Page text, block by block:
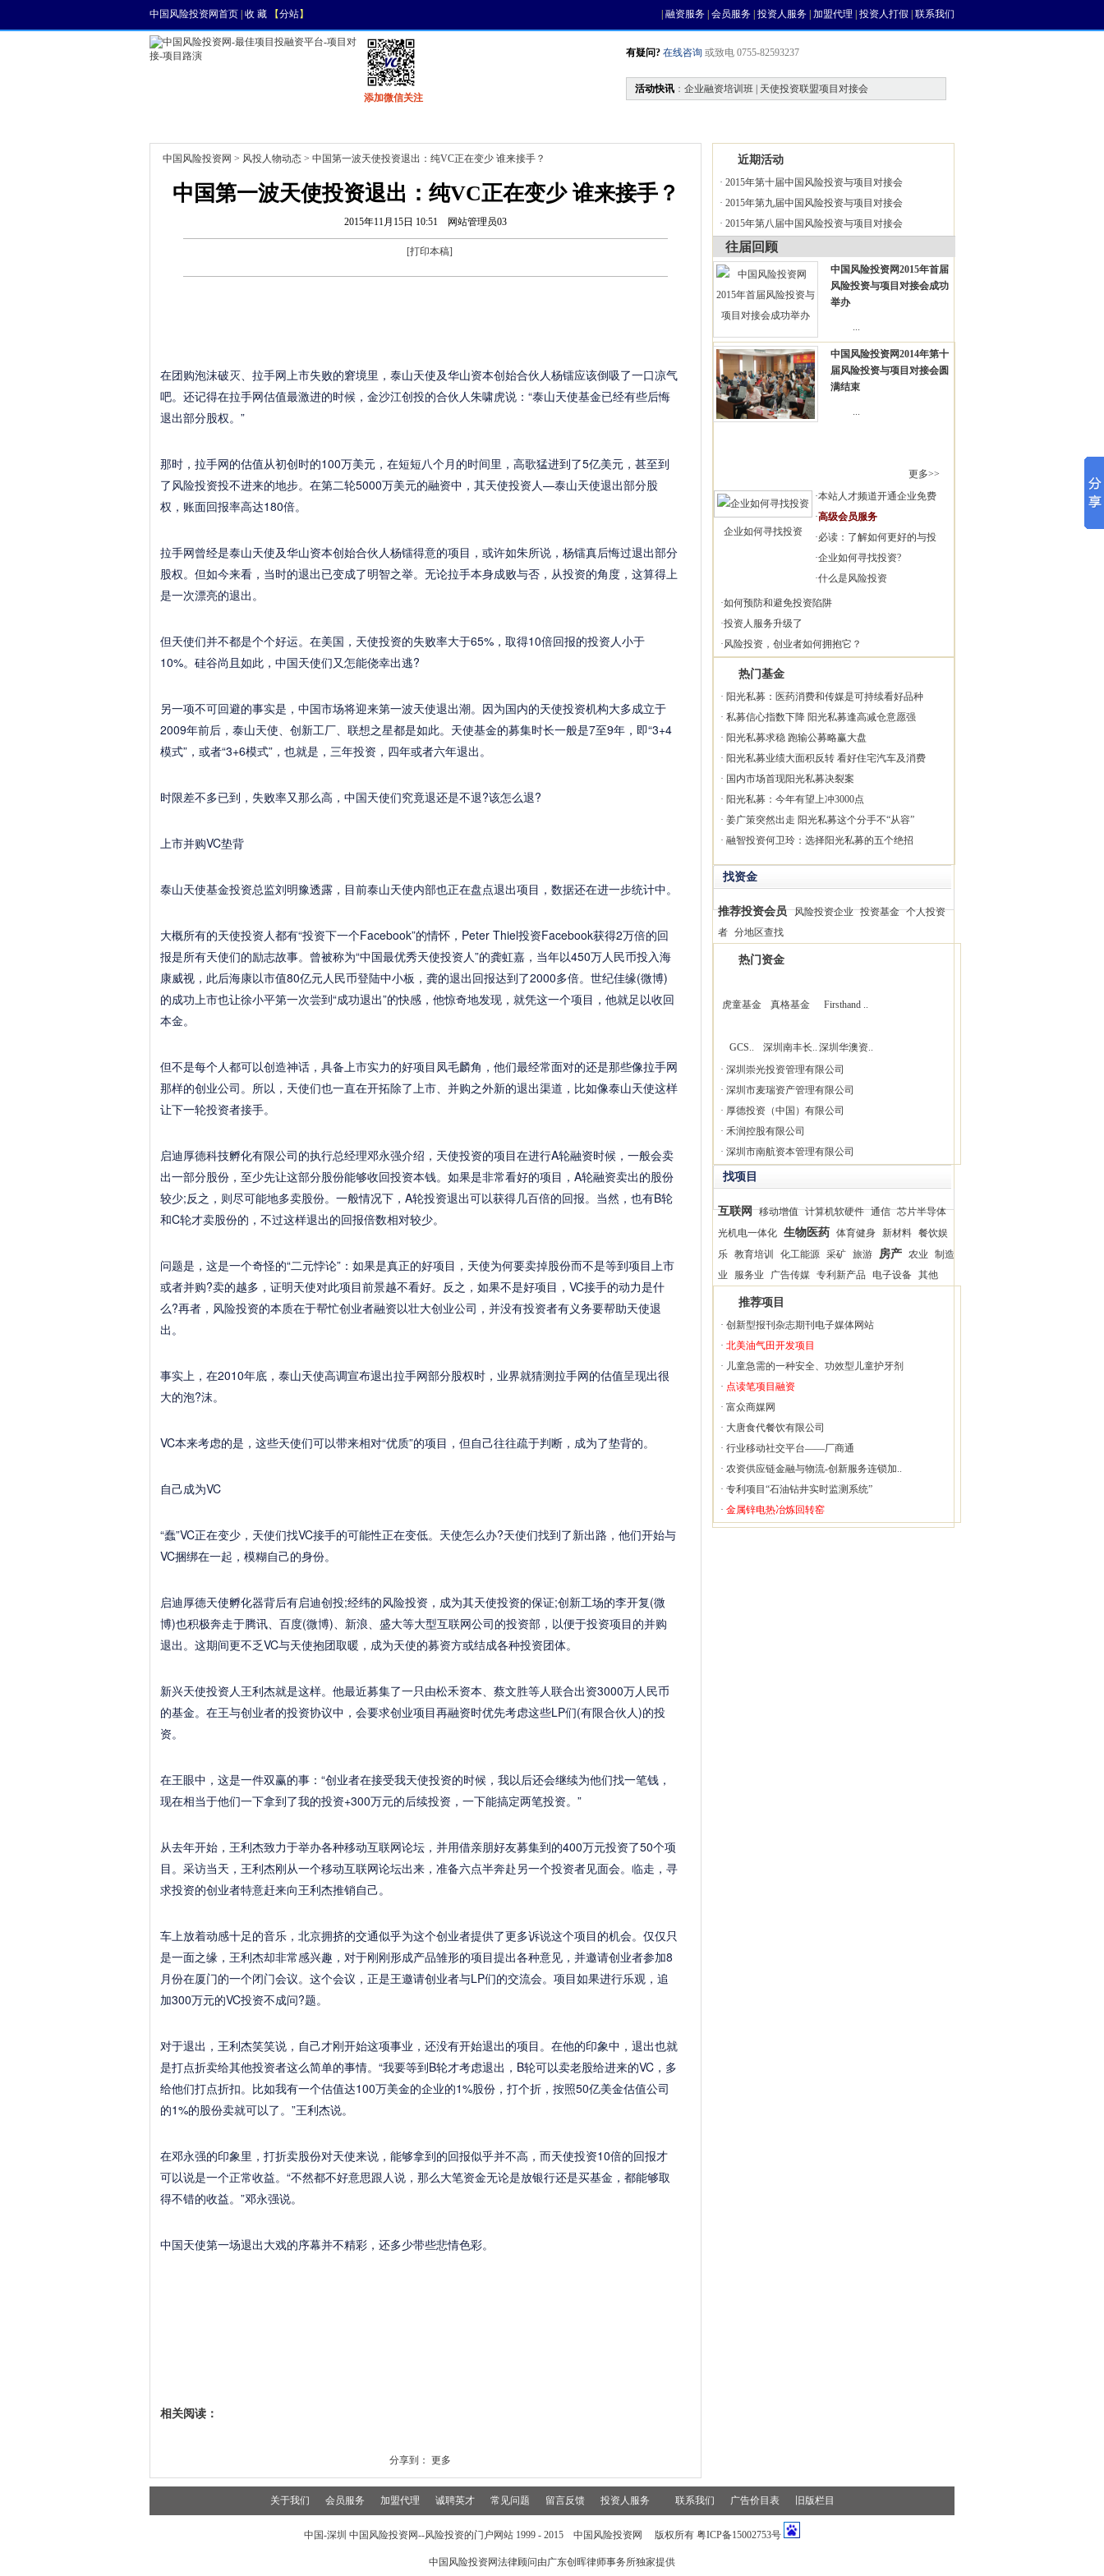
中国风险投资网首页 收 藏 【分站】 融资服务 会员服务 投资人服务 加盟代理 投资人打假 联系我们
添加微信关注
有疑问? 在线咨询 或致电 0755-82593237
活动快讯 ： 企业融资培训班 | 天使投资联盟项目对接会
中国风险投资网 > 风投人物动态 > 中国第一波天使投资退出：纯VC正在变少 谁来接手？
中国第一波天使投资退出：纯VC正在变少 谁来接手？
2015年11月15日 10:51 网站管理员03
[打印本稿]
在团购泡沫破灭、拉手网上市失败的窘境里，泰山天使及华山资本创始合伙人杨镭应该倒吸了一口凉气
吧。还记得在拉手网估值最激进的时候，金沙江创投的合伙人朱啸虎说：“泰山天使基金已经有些后悔
退出部分股权。”
那时，拉手网的估值从初创时的100万美元，在短短八个月的时间里，高歌猛进到了5亿美元，甚至到
了风险投资投不进来的地步。在第二轮5000万美元的融资中，其天使投资人—泰山天使退出部分股
权，账面回报率高达180倍。
拉手网曾经是泰山天使及华山资本创始合伙人杨镭得意的项目，或许如朱所说，杨镭真后悔过退出部分
股权。但如今来看，当时的退出已变成了明智之举。无论拉手本身成败与否，从投资的角度，这算得上
是一次漂亮的退出。
但天使们并不都是个个好运。在美国，天使投资的失败率大于65%，取得10倍回报的投资人小于
10%。硅谷尚且如此，中国天使们又怎能侥幸出逃?
另一项不可回避的事实是，中国市场将迎来第一波天使退出潮。因为国内的天使投资机构大多成立于
2009年前后，泰山天使、创新工厂、联想之星都是如此。天使基金的募集时长一般是7至9年，即“3+4
模式”，或者“3+6模式”，也就是，三年投资，四年或者六年退出。
时限差不多已到，失败率又那么高，中国天使们究竟退还是不退?该怎么退?
上市并购VC垫背
泰山天使基金投资总监刘明豫透露，目前泰山天使内部也正在盘点退出项目，数据还在进一步统计中。
大概所有的天使投资人都有“投资下一个Facebook”的情怀，Peter Thiel投资Facebook获得2万倍的回
报是所有天使们的励志故事。曾被称为“中国最优秀天使投资人”的龚虹嘉，当年以450万人民币投入海
康威视，此后海康以市值80亿元人民币登陆中小板，龚的退出回报达到了2000多倍。世纪佳缘(微博)
的成功上市也让徐小平第一次尝到“成功退出”的快感，他惊奇地发现，就凭这一个项目，他就足以收回
本金。
但不是每个人都可以创造神话，具备上市实力的好项目凤毛麟角，他们最经常面对的还是那些像拉手网
那样的创业公司。所以，天使们也一直在开拓除了上市、并购之外新的退出渠道，比如像泰山天使这样
让下一轮投资者接手。
启迪厚德科技孵化有限公司的执行总经理邓永强介绍，天使投资的项目在进行A轮融资时候，一般会卖
出一部分股份，至少先让这部分股份能够收回投资本钱。如果是非常看好的项目，A轮融资卖出的股份
较少;反之，则尽可能地多卖股份。一般情况下，A轮投资退出可以获得几百倍的回报。当然，也有B轮
和C轮才卖股份的，不过这样退出的回报倍数相对较少。
问题是，这是一个奇怪的“二元悖论”：如果是真正的好项目，天使为何要卖掉股份而不是等到项目上市
或者并购?卖的越多，证明天使对此项目前景越不看好。反之，如果不是好项目，VC接手的动力是什
么?再者，风险投资的本质在于帮忙创业者融资以壮大创业公司，并没有投资者有义务要帮助天使退
出。
事实上，在2010年底，泰山天使高调宣布退出拉手网部分股权时，业界就猜测拉手网的估值呈现出很
大的泡?沫。
VC本来考虑的是，这些天使们可以带来相对“优质”的项目，但自己往往疏于判断，成为了垫背的。
自己成为VC
“蠢”VC正在变少，天使们找VC接手的可能性正在变低。天使怎么办?天使们找到了新出路，他们开始与
VC捆绑在一起，模糊自己的身份。
启迪厚德天使孵化器背后有启迪创投;经纬的风险投资，成为其天使投资的保证;创新工场的李开复(微
博)也积极奔走于腾讯、百度(微博)、新浪、盛大等大型互联网公司的投资部，以便于投资项目的并购
退出。这期间更不乏VC与天使抱团取暖，成为天使的募资方或结成各种投资团体。
新兴天使投资人王利杰就是这样。他最近募集了一只由松禾资本、蔡文胜等人联合出资3000万人民币
的基金。在王与创业者的投资协议中，会要求创业项目再融资时优先考虑这些LP们(有限合伙人)的投
资。
在王眼中，这是一件双赢的事：“创业者在接受我天使投资的时候，我以后还会继续为他们找一笔钱，
现在相当于他们一下拿到了我的投资+300万元的后续投资，一下能搞定两笔投资。”
从去年开始，王利杰致力于举办各种移动互联网论坛，并用借亲朋好友募集到的400万元投资了50个项
目。采访当天，王利杰刚从一个移动互联网论坛出来，准备六点半奔赴另一个投资者见面会。临走，寻
求投资的创业者特意赶来向王利杰推销自己。
车上放着动感十足的音乐，北京拥挤的交通似乎为这个创业者提供了更多诉说这个项目的机会。仅仅只
是一面之缘，王利杰却非常感兴趣，对于刚刚形成产品雏形的项目提出各种意见，并邀请创业者参加8
月份在厦门的一个闭门会议。这个会议，正是王邀请创业者与LP们的交流会。项目如果进行乐观，追
加300万元的VC投资不成问?题。
对于退出，王利杰笑笑说，自己才刚开始这项事业，还没有开始退出的项目。在他的印象中，退出也就
是打点折卖给其他投资者这么简单的事情。“我要等到B轮才考虑退出，B轮可以卖老股给进来的VC，多
给他们打点折扣。比如我有一个估值达100万美金的企业的1%股份，打个折，按照50亿美金估值公司
的1%的股份卖就可以了。”王利杰说。
在邓永强的印象里，打折卖股份对天使来说，能够拿到的回报似乎并不高，而天使投资10倍的回报才
可以说是一个正常收益。“不然都不好意思跟人说，那么大笔资金无论是放银行还是买基金，都能够取
得不错的收益。”邓永强说。
中国天使第一场退出大戏的序幕并不精彩，还多少带些悲情色彩。
相关阅读：
分享到： 更多
近期活动
· 2015年第十届中国风险投资与项目对接会
· 2015年第九届中国风险投资与项目对接会
· 2015年第八届中国风险投资与项目对接会
往届回顾
中国风险投资网2015年首届
风险投资与项目对接会成功
举办
...
中国风险投资网2014年第十
届风险投资与项目对接会圆
满结束
...
更多>>
企业如何寻找投资
·本站人才频道开通企业免费
·高级会员服务
·必读：了解如何更好的与投
·企业如何寻找投资?
·什么是风险投资
·如何预防和避免投资陷阱
·投资人服务升级了
·风险投资，创业者如何拥抱它？
热门基金
· 阳光私募：医药消费和传媒是可持续看好品种
· 私募信心指数下降 阳光私募逢高减仓意愿强
· 阳光私募求稳 跑输公募略赢大盘
· 阳光私募业绩大面积反转 看好住宅汽车及消费
· 国内市场首现阳光私募决裂案
· 阳光私募：今年有望上冲3000点
· 姜广策突然出走 阳光私募这个分手不“从容”
· 融智投资何卫玲：选择阳光私募的五个绝招
找资金
推荐投资会员 风险投资企业 投资基金 个人投资
者 分地区查找
热门资金
虎童基金 真格基金 Firsthand ..
GCS.. 深圳南丰长.. 深圳华澳资..
· 深圳崇光投资管理有限公司
· 深圳市麦瑞资产管理有限公司
· 厚德投资（中国）有限公司
· 禾润控股有限公司
· 深圳市南航资本管理有限公司
找项目
互联网 移动增值 计算机软硬件 通信 芯片半导体
光机电一体化 生物医药 体育健身 新材料 餐饮娱
乐 教育培训 化工能源 采矿 旅游 房产 农业
制造
业
服务业 广告传媒 专利新产品 电子设备 其他
推荐项目
· 创新型报刊杂志期刊电子媒体网站
· 北美油气田开发项目
· 儿童急需的一种安全、功效型儿童护牙剂
· 点读笔项目融资
· 富众商媒网
· 大唐食代餐饮有限公司
· 行业移动社交平台——厂商通
· 农资供应链金融与物流-创新服务连锁加..
· 专利项目“石油钻井实时监测系统”
· 金属锌电热冶炼回转窑
关于我们 会员服务 加盟代理 诚聘英才 常见问题 留言反馈 投资人服务 联系我们 广告价目表 旧版栏目
中国-深圳 中国风险投资网--风险投资的门户网站 1999 - 2015 中国风险投资网 版权所有 粤ICP备15002753号
中国风险投资网法律顾问由广东创晖律师事务所独家提供